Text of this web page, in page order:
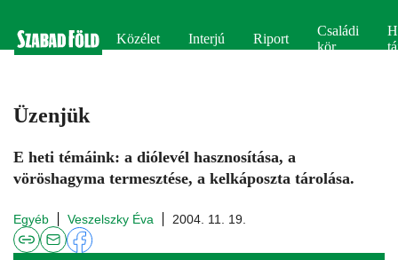
Közélet Interjú Riport
Családi
kör
Üzenjük
E heti témáink: a diólevél hasznosítása, a
vöröshagyma termesztése, a kelkáposzta tárolása.
Egyéb Veszelszky Éva 2004. 11. 19.